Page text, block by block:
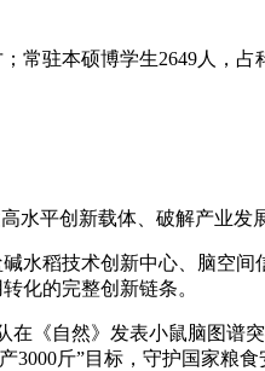
常驻本硕博学生2649人，
水平创新载体、破解产业发
水稻技术创新中心、脑空间
化的完整创新链条。
《自然》发表小鼠脑图谱
斤”目标，守护国家粮